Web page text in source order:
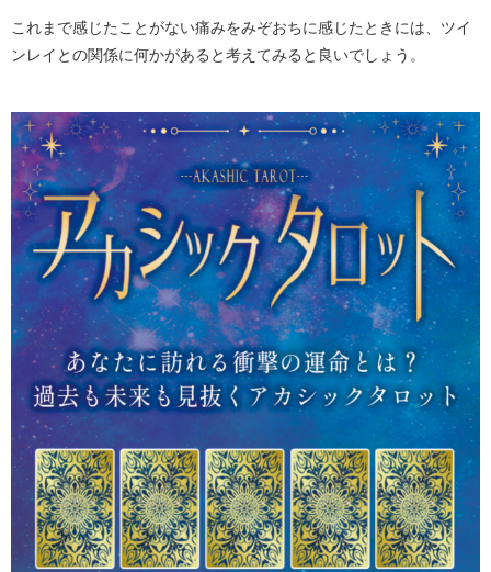
これまで感じたことがない痛みをみぞおちに感じたときには、ツイ
ンレイとの関係に何かがあると考えてみると良いでしょう。